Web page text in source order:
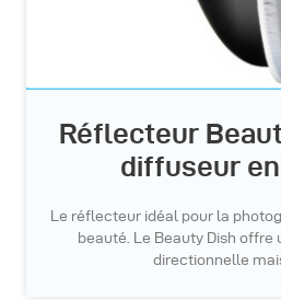
Réflecteur
diffuseur
Le réflecteur idéal pour la
beauté. Le Beauty Dish offre
directionnelle